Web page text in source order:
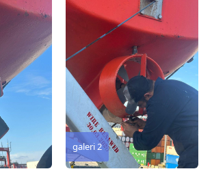
galeri 3